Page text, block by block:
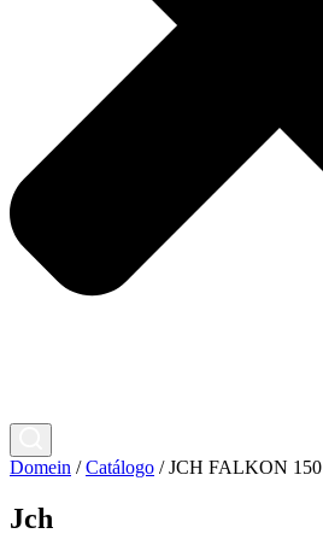
Domein / Catálogo / JCH FALKON 150
Jch